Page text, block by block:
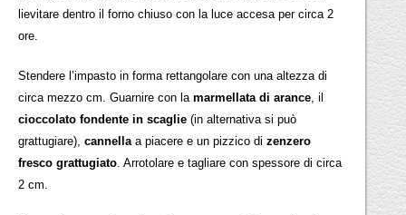
lievitare dentro il forno chiuso con la luce accesa per circa 2
ore.
Stendere l’impasto in forma rettangolare con una altezza di
circa mezzo cm. Guarnire con lamarmellata di arance , il
cioccolato fondente in scaglie (in alternativa si può
grattugiare),cannella a piacere e un pizzico dizenzero
fresco grattugiato . Arrotolare e tagliare con spessore di circa
2 cm.